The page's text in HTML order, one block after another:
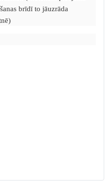
brīdī to jāuzrāda